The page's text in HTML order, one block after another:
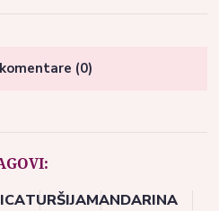
(0)
TURŠIJAMANDARINA